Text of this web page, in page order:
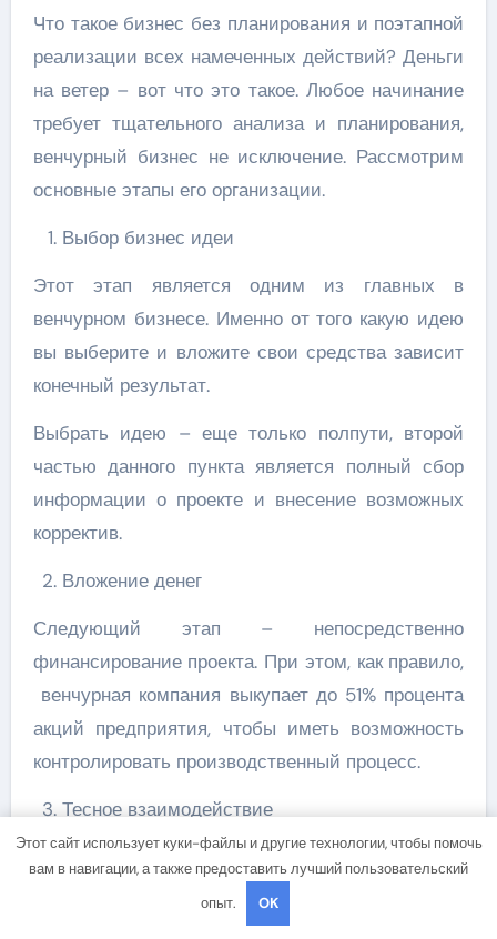
Что такое бизнес без планирования и поэтапной
реализации всех намеченных действий? Деньги
на ветер – вот что это такое. Любое начинание
требует тщательного анализа и планирования,
венчурный бизнес не исключение. Рассмотрим
основные этапы его организации.
Выбор бизнес идеи
Этот этап является одним из главных в
венчурном бизнесе. Именно от того какую идею
вы выберите и вложите свои средства зависит
конечный результат.
Выбрать идею – еще только полпути, второй
частью данного пункта является полный сбор
информации о проекте и внесение возможных
корректив.
Вложение денег
Следующий этап – непосредственно
финансирование проекта. При этом, как правило,
венчурная компания выкупает до 51% процента
акций предприятия, чтобы иметь возможность
контролировать производственный процесс.
Тесное взаимодействие
Итак, финансирование состоялось. Теперь
получившей денежные средства – развитие
Этот сайт использует куки-файлы и другие технологии, чтобы помочь
вам в навигации, а также предоставить лучший пользовательский
опыт.
OK